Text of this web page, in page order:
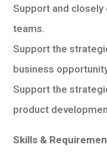
Support and
teams.
Support the
business
Support the
product
Skills &